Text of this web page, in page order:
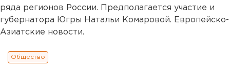
ряда регионов России. Предполагается участие и
губернатора Югры Натальи Комаровой. Европейско-
Азиатские новости.
Общество